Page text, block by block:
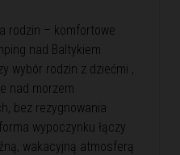
rodzin – komfortowe
nad Baltykiem
wybór rodzin z dziećmi ,
nad morzem
bez rezygnowania
wypoczynku łączy
wakacyjną atmosferą